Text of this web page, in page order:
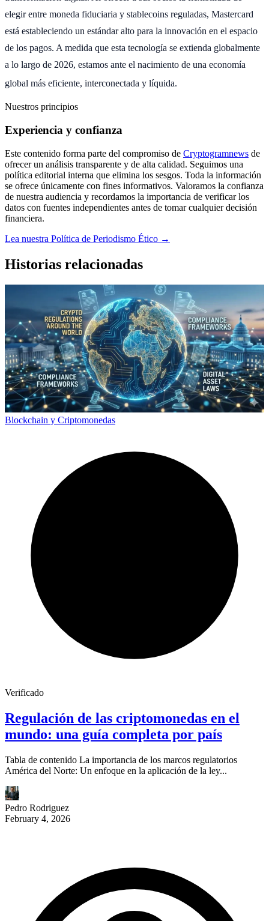
elegir entre moneda fiduciaria y stablecoins reguladas, Mastercard
está estableciendo un estándar alto para la innovación en el espacio
de los pagos. A medida que esta tecnología se extienda globalmente
a lo largo de 2026, estamos ante el nacimiento de una economía
global más eficiente, interconectada y líquida.
Nuestros principios
Experiencia y confianza
Este contenido forma parte del compromiso de Cryptogramnews de
ofrecer un análisis transparente y de alta calidad. Seguimos una
política editorial interna que elimina los sesgos. Toda la información
se ofrece únicamente con fines informativos. Valoramos la confianza
de nuestra audiencia y recordamos la importancia de verificar los
datos con fuentes independientes antes de tomar cualquier decisión
financiera.
Lea nuestra Política de Periodismo Ético →
Historias relacionadas
Blockchain y Criptomonedas
Verificado
Regulación de las criptomonedas en el
mundo: una guía completa por país
Tabla de contenido La importancia de los marcos regulatorios
América del Norte: Un enfoque en la aplicación de la ley...
Pedro Rodriguez
February 4, 2026